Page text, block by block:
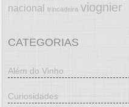
nacional trincadeira viognier
CATEGORIAS
Além do Vinho
Curiosidades